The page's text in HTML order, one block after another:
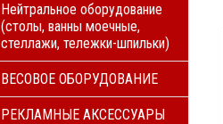
Нейтральное оборудование
(столы, ванны моечные,
стеллажи, тележки-шпильки)
ВЕСОВОЕ ОБОРУДОВАНИЕ
РЕКЛАМНЫЕ АКСЕССУАРЫ